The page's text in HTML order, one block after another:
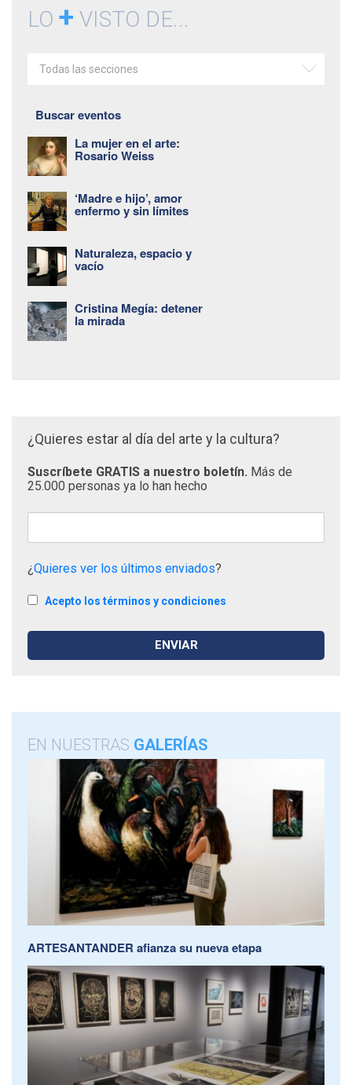
LO + VISTO DE...
Todas las secciones
Buscar eventos
La mujer en el arte:
Rosario Weiss
‘Madre e hijo’, amor
enfermo y sin límites
Naturaleza, espacio y
vacío
Cristina Megía: detener
la mirada
¿Quieres estar al día del arte y la cultura?
Suscríbete GRATIS a nuestro boletín. Más de
25.000 personas ya lo han hecho
¿Quieres ver los últimos enviados?
Acepto los términos y condiciones
EN NUESTRAS GALERÍAS
ARTESANTANDER afianza su nueva etapa